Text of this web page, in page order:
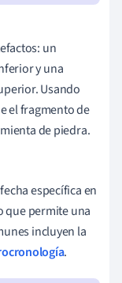
un
y una
Usando
el fragmento de
de piedra.
específica en
que permite una
incluyen la
.